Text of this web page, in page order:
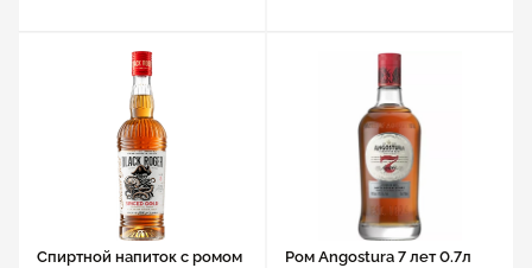
Спиртной напиток с ромом
Ром Angostura 7 лет 0.7л